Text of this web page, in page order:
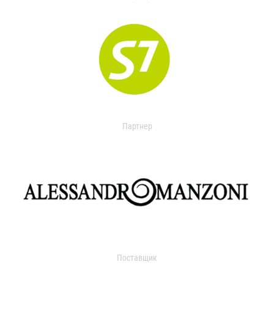
Партнер
Поставщик